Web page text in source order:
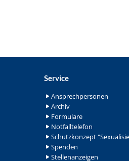
Service
Ansprechpersonen
Archiv
Formulare
Notfalltelefon
Schutzkonzept
Spenden
Stellenanzeigen